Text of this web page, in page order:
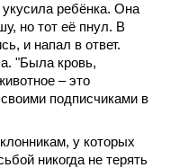
ребёнка. Она
но тот её пнул. В
и напал в ответ.
"Была кровь,
– это
подписчиками в
у которых
никогда не терять